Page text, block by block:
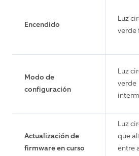
Encendido
Luz
verde
Modo de
configuración
Luz
verde
Actualización de
firmware en curso
Luz
que
entre